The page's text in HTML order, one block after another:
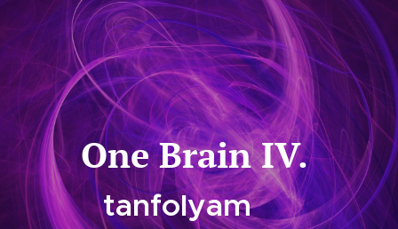
One Brain IV.
tanfolyam